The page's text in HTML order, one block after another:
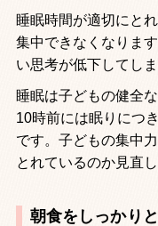
睡眠時間が適切にと
集中できなくなりま
い思考が低下してし
睡眠は子どもの健全
10時前には眠りにつ
です。子どもの集中
とれているのか見直
朝食をしっかり